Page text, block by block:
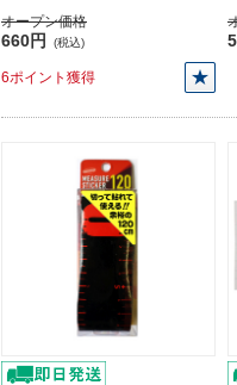
オープン価格
660円 (税込)
6ポイント獲得